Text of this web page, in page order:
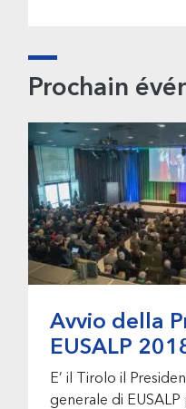
Prochain
Avvio della
EUSALP
E’ il Tirolo il
generale di EUSALP